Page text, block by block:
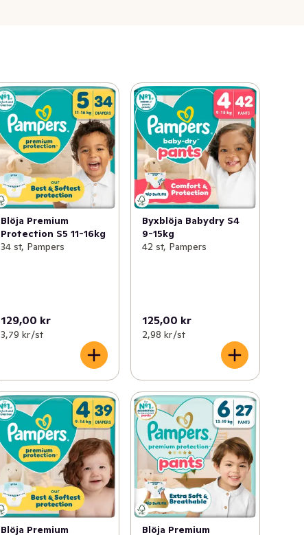
Blöja Premium
Protection S5 11-16kg
34 st, Pampers
129,00 kr
3,79 kr /st
Byxblöja Babydry S4
9-15kg
42 st, Pampers
125,00 kr
2,98 kr /st
Blöja Premium
Blöja Premium